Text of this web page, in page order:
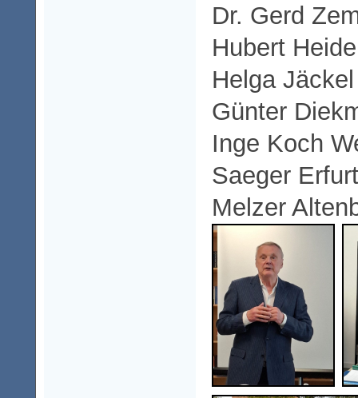
Dr. Gerd
Hubert
Helga
Günter
Inge Koch
Saeger
Melzer